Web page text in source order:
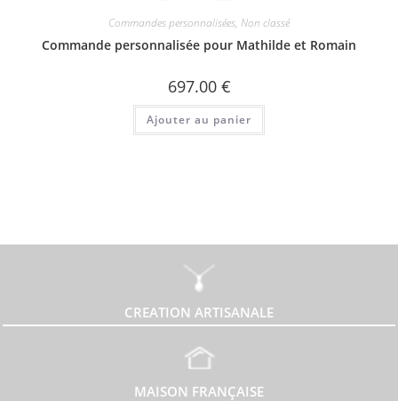
Commandes personnalisées, Non classé
Commande personnalisée pour Mathilde et Romain
697.00 €
Ajouter au panier
CREATION ARTISANALE
MAISON FRANÇAISE